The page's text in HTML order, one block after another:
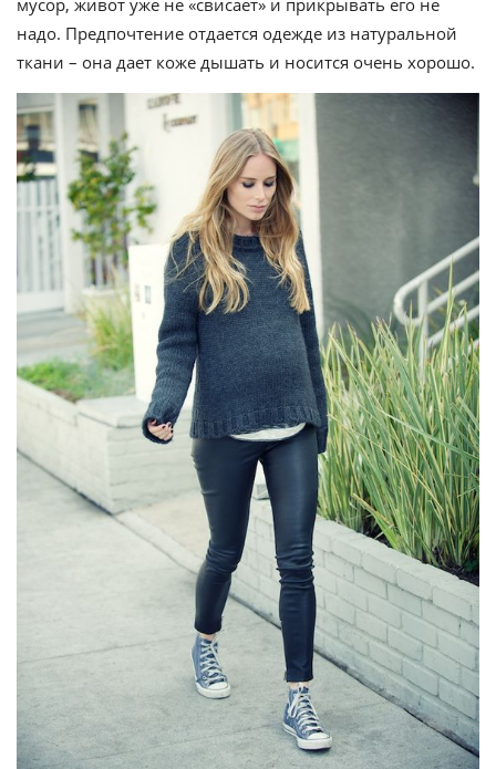
надо. Предпочтение отдается одежде из натуральной
ткани – она дает коже дышать и носится очень хорошо.